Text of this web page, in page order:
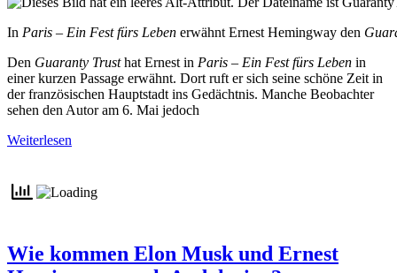
In Paris – Ein Fest fürs Leben erwähnt Ernest Hemingway den
Den Guaranty Trusthat Ernest in Paris – Ein Fest fürs Leben in
einer kurzen Passage erwähnt. Dort ruft er sich seine schöne Zeit in
der französischen Hauptstadt ins Gedächtnis. Manche Beobachter
sehen den Autor am 6. Mai jedoch
Weiterlesen
Wie kommen Elon Musk und Ernest